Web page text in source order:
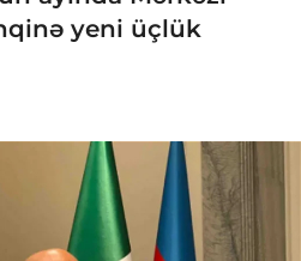
yeni üçlük